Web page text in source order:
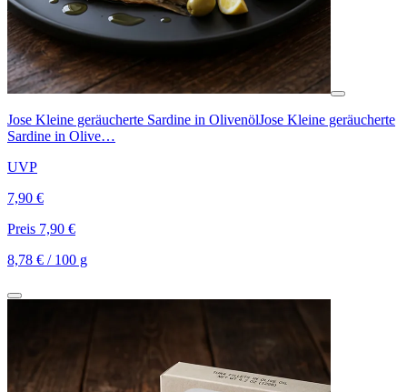
Jose Kleine geräucherte Sardine in OlivenölJose Kleine geräucherte
Sardine in Olive…
UVP
7,90 €
Preis 7,90 €
8,78 € / 100 g